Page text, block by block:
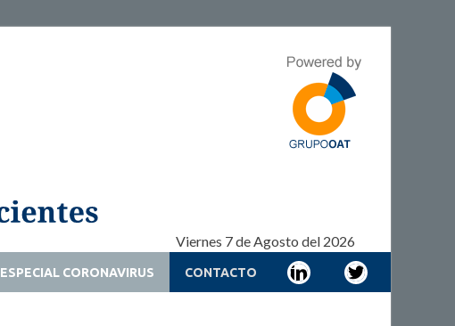
Adherencia –
Cronicidad –
Adherencia – Cronicidad – Pacientes
Viernes 7 de Agosto del 2026
ESPECIAL CORONAVIRUS CONTACTO